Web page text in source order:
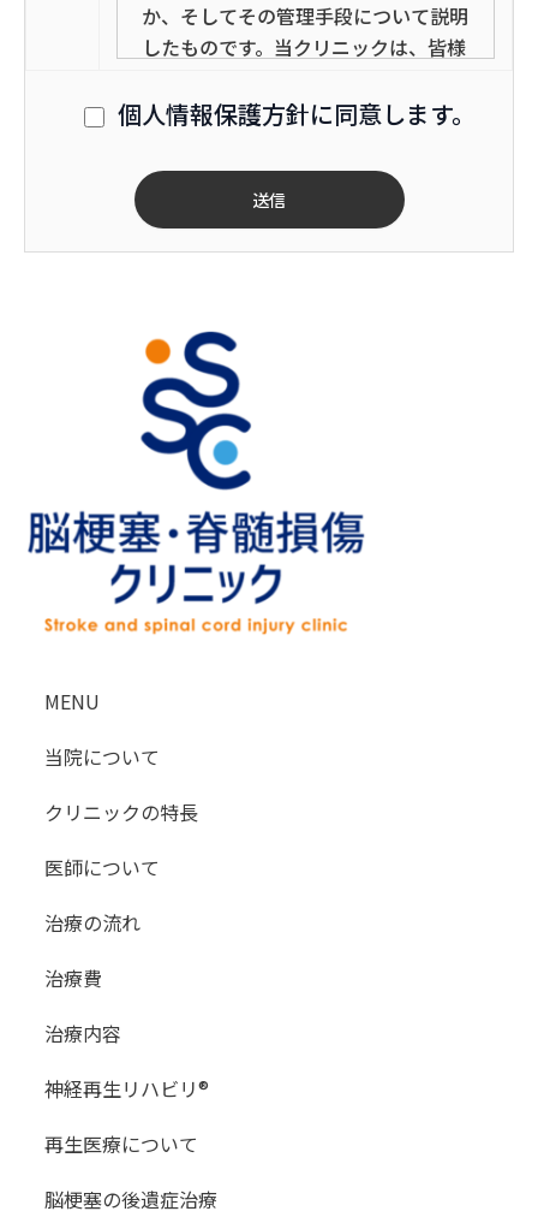
か、そしてその管理手段について説明
したものです。当クリニックは、皆様
るよう、個人情報保護法を厳格に遵守
実に行います。本ウェブサイトをご利
用いただく際には、このプライバシー
ポリシーを十分にご理解いただき、同
個人情報の取得について
「個人情報」とは、「カウンセリング
（相談を含む）」や「診察予約（診察
のためのカウンセリング予約を含
む）」のご登録時に必要となる、氏
名、メールアドレス、電話番号、住所
を指します。
情報の使用方法
情報の管理
い、滅失、毀損等を防止するため、必
要かつ適切な措置を実施して、個人デ
ータを適切に管理します。また、当ク
個人情報保護方針に同意します。
MENU
当院について
クリニックの特長
医師について
治療の流れ
治療費
治療内容
神経再生リハビリ®
再生医療について
脳梗塞の後遺症治療